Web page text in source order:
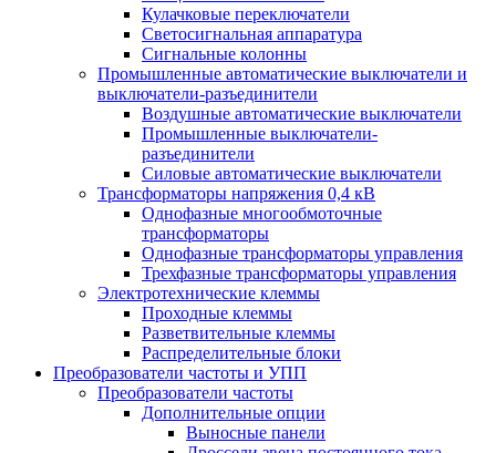
Кулачковые переключатели
Светосигнальная аппаратура
Сигнальные колонны
Промышленные автоматические выключатели и
выключатели-разъединители
Воздушные автоматические выключатели
Промышленные выключатели-
разъединители
Силовые автоматические выключатели
Трансформаторы напряжения 0,4 кВ
Однофазные многообмоточные
трансформаторы
Однофазные трансформаторы управления
Трехфазные трансформаторы управления
Электротехнические клеммы
Проходные клеммы
Разветвительные клеммы
Распределительные блоки
Преобразователи частоты и УПП
Преобразователи частоты
Дополнительные опции
Выносные панели